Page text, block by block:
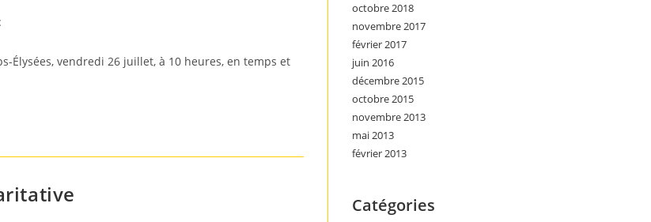
Élysées, vendredi 26 juillet, à 10 heures, en temps et
octobre 2018
novembre 2017
février 2017
juin 2016
décembre 2015
octobre 2015
novembre 2013
mai 2013
février 2013
Catégories